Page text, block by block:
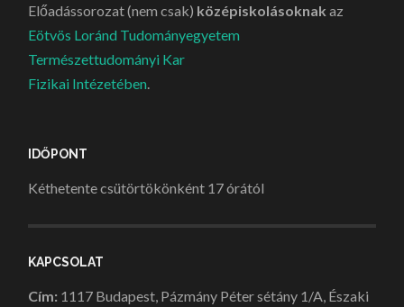
Előadássorozat (nem csak) középiskolásoknak az
Eötvös Loránd Tudományegyetem
Természettudományi Kar
Fizikai Intézetében
IDŐPONT
Kéthetente csütörtökönként 17 órától
KAPCSOLAT
Cím: 1117 Budapest, Pázmány Péter sétány 1/A, Északi